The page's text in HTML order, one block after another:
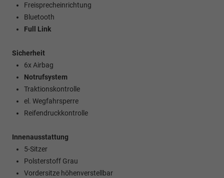
Freisprecheinrichtung
Bluetooth
Full Link
Sicherheit
6x Airbag
Notrufsystem
Traktionskontrolle
el. Wegfahrsperre
Reifendruckkontrolle
Innenausstattung
5-Sitzer
Polsterstoff Grau
Vordersitze höhenverstellbar